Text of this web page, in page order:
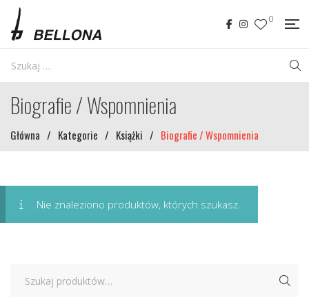
0
Biografie / Wspomnienia
Główna / Kategorie / Książki / Biografie / Wspomnienia
Nie znaleziono produktów, których szukasz.